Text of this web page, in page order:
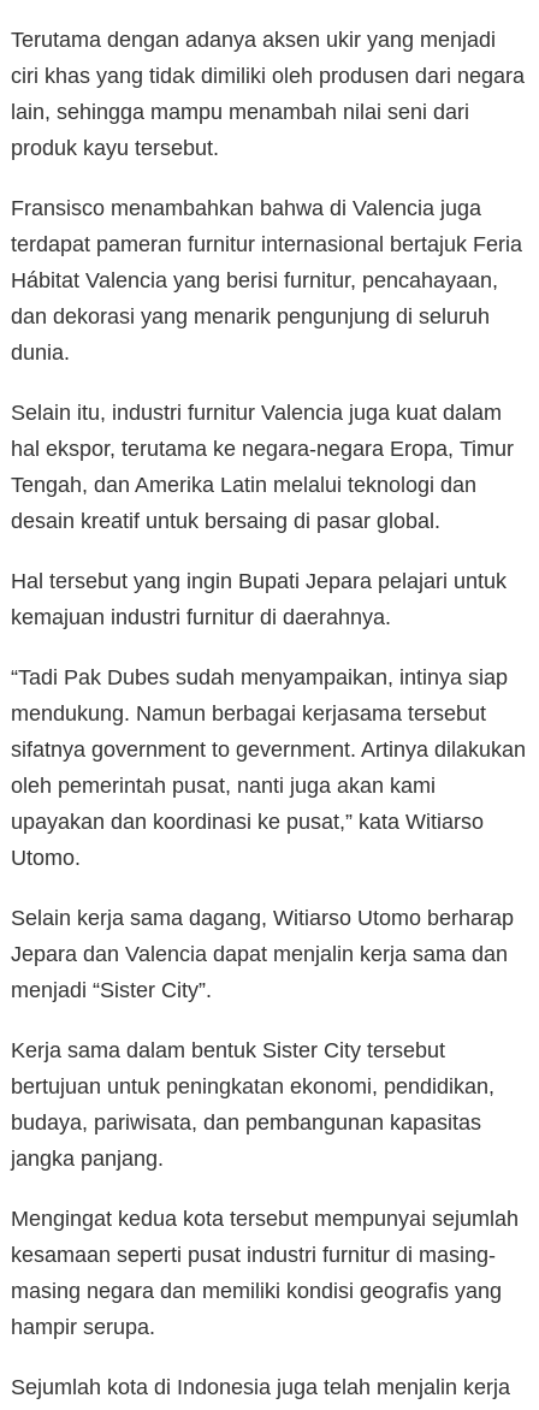
Terutama dengan adanya aksen ukir yang menjadi
ciri khas yang tidak dimiliki oleh produsen dari negara
lain, sehingga mampu menambah nilai seni dari
produk kayu tersebut.
Fransisco menambahkan bahwa di Valencia juga
terdapat pameran furnitur internasional bertajuk Feria
Hábitat Valencia yang berisi furnitur, pencahayaan,
dan dekorasi yang menarik pengunjung di seluruh
dunia.
Selain itu, industri furnitur Valencia juga kuat dalam
hal ekspor, terutama ke negara-negara Eropa, Timur
Tengah, dan Amerika Latin melalui teknologi dan
desain kreatif untuk bersaing di pasar global.
Hal tersebut yang ingin Bupati Jepara pelajari untuk
kemajuan industri furnitur di daerahnya.
“Tadi Pak Dubes sudah menyampaikan, intinya siap
mendukung. Namun berbagai kerjasama tersebut
sifatnya government to gevernment. Artinya dilakukan
oleh pemerintah pusat, nanti juga akan kami
upayakan dan koordinasi ke pusat,” kata Witiarso
Utomo.
Selain kerja sama dagang, Witiarso Utomo berharap
Jepara dan Valencia dapat menjalin kerja sama dan
menjadi “Sister City”.
Kerja sama dalam bentuk Sister City tersebut
bertujuan untuk peningkatan ekonomi, pendidikan,
budaya, pariwisata, dan pembangunan kapasitas
jangka panjang.
Mengingat kedua kota tersebut mempunyai sejumlah
kesamaan seperti pusat industri furnitur di masing-
masing negara dan memiliki kondisi geografis yang
hampir serupa.
Sejumlah kota di Indonesia juga telah menjalin kerja